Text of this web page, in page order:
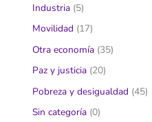
Industria (5)
Movilidad (17)
Otra economía (35)
Paz y justicia (20)
Pobreza y desigualdad (45)
Sin categoría (0)